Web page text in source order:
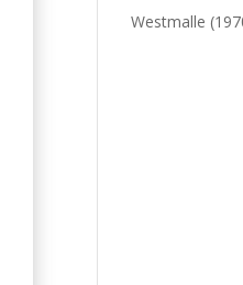
Westmalle